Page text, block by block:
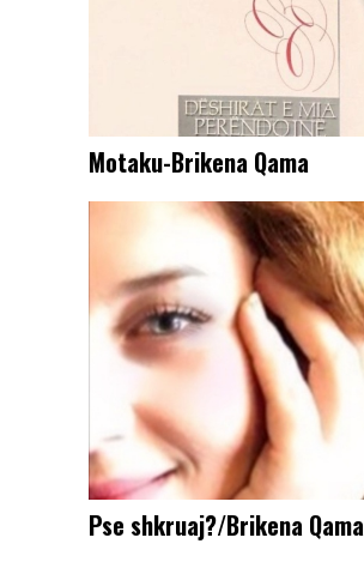
Motaku-Brikena Qama
Pse shkruaj?/Brikena Qama